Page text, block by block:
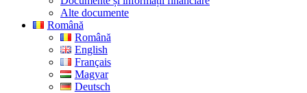
Alte documente
Română
Română
English
Français
Magyar
Deutsch